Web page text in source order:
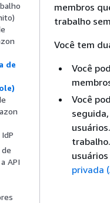
de
API
membros
trabalho
Você tem
Você
Você
privada